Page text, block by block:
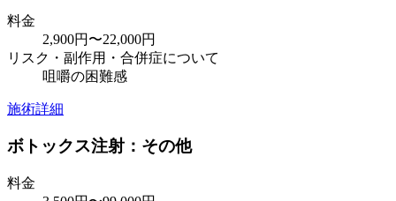
料金
2,900円〜22,000円
リスク・副作用・合併症について
咀嚼の困難感
施術詳細
ボトックス注射：その他
料金